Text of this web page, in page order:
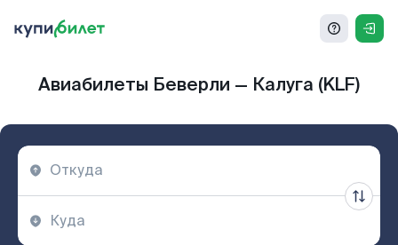
Авиабилеты Беверли — Калуга (KLF)